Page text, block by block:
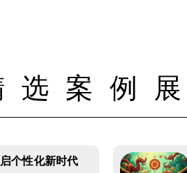
选案例
个性化新时代